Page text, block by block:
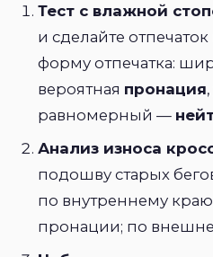
Тест с влажной
и сделайте
форму отпечатка:
вероятная пронация
равномерный —
Анализ износа
подошву старых
по внутреннему
пронации; по